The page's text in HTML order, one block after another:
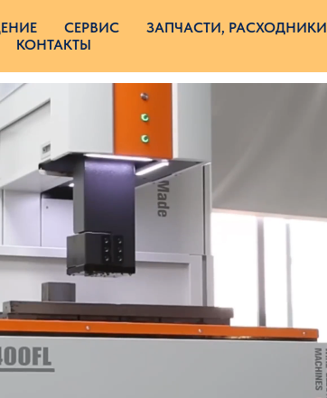
СЕРВИС
ЗАПЧАСТИ, РАСХОДНИКИ
КОНТАКТЫ